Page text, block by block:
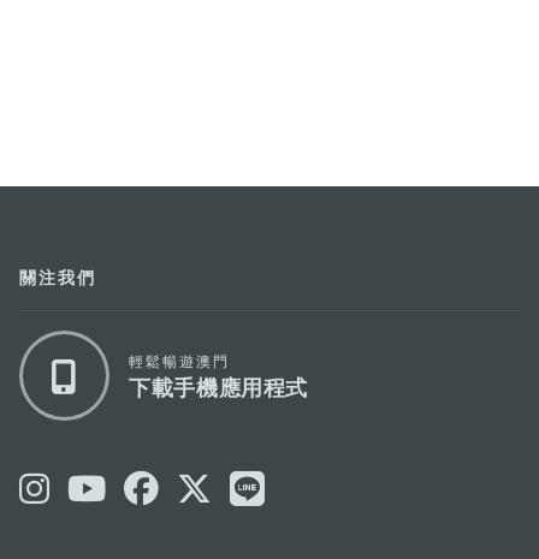
關注我們
輕鬆暢遊澳門
下載手機應用程式